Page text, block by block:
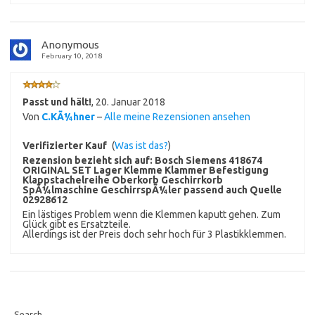
Anonymous
February 10, 2018
Passt und hält!, 20. Januar 2018
Von C.KÃ¼hner–Alle meine Rezensionen ansehen
Verifizierter Kauf (Was ist das?)
Rezension bezieht sich auf: Bosch Siemens 418674
ORIGINAL SET Lager Klemme Klammer Befestigung
Klappstachelreihe Oberkorb Geschirrkorb
SpÃ¼lmaschine GeschirrspÃ¼ler passend auch Quelle
02928612
Ein lästiges Problem wenn die Klemmen kaputt gehen. Zum
Glück gibt es Ersatzteile.
Allerdings ist der Preis doch sehr hoch für 3 Plastikklemmen.